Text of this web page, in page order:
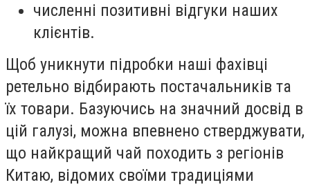
численні позитивні відгуки наших
клієнтів.
Щоб уникнути підробки наші фахівці
ретельно відбирають постачальників та
їх товари. Базуючись на значний досвід в
цій галузі, можна впевнено стверджувати,
що найкращий чай походить з регіонів
Китаю, відомих своїми традиціями